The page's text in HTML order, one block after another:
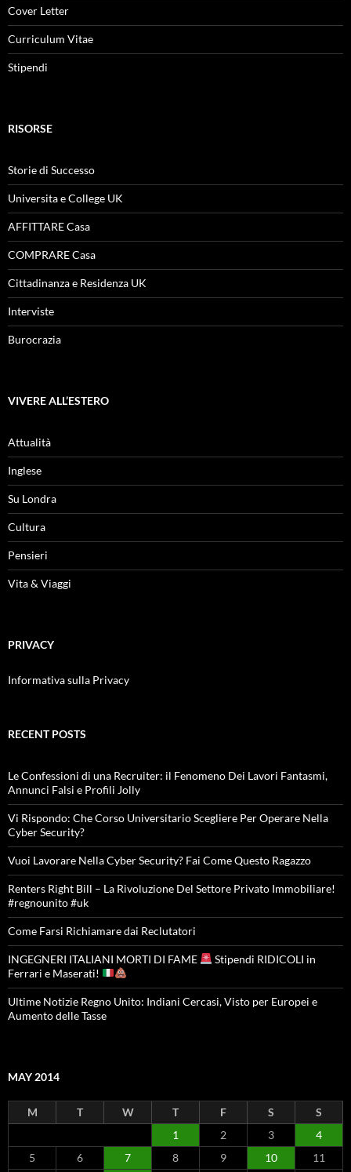
Cover Letter
Curriculum Vitae
Stipendi
RISORSE
Storie di Successo
Universita e College UK
AFFITTARE Casa
COMPRARE Casa
Cittadinanza e Residenza UK
Interviste
Burocrazia
VIVERE ALL’ESTERO
Attualità
Inglese
Su Londra
Cultura
Pensieri
Vita & Viaggi
PRIVACY
Informativa sulla Privacy
RECENT POSTS
Le Confessioni di una Recruiter: il Fenomeno Dei Lavori Fantasmi,
Annunci Falsi e Profili Jolly
Vi Rispondo: Che Corso Universitario Scegliere Per Operare Nella
Cyber Security?
Vuoi Lavorare Nella Cyber Security? Fai Come Questo Ragazzo
Renters Right Bill – La Rivoluzione Del Settore Privato Immobiliare!
#regnounito #uk
Come Farsi Richiamare dai Reclutatori
INGEGNERI ITALIANI MORTI DI FAME
Stipendi RIDICOLI in
Ferrari e Maserati!
Ultime Notizie Regno Unito: Indiani Cercasi, Visto per Europei e
Aumento delle Tasse
MAY 2014
M T W T F S
S
1
2 3
4
5
6 7 8 9 10
11